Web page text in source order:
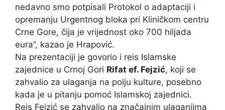
nedavno smo potpisali Protokol o adaptaciji i
opremanju Urgentnog bloka pri Kliničkom centru
Crne Gore, čija je vrijednost oko 700 hiljada
eura”, kazao je Hrapović.
Na prezentaciji je govorio i reis Islamske
zajednice u Crnoj Gori Rifat ef. Fejzić, koji se
zahvalio za ulaganja na polju kulture, posebno
kada je u pitanju pomoć Islamskoj zajednici.
Reis Fejzić se zahvalio na značajnim ulaganjima